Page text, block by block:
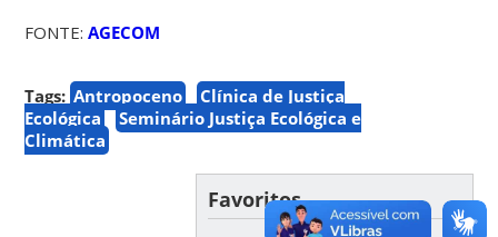
FONTE:AGECOM
Tags: Antropoceno
Clínica de Justiça
Ecológica
Seminário Justiça Ecológica e
Climática
Favoritos